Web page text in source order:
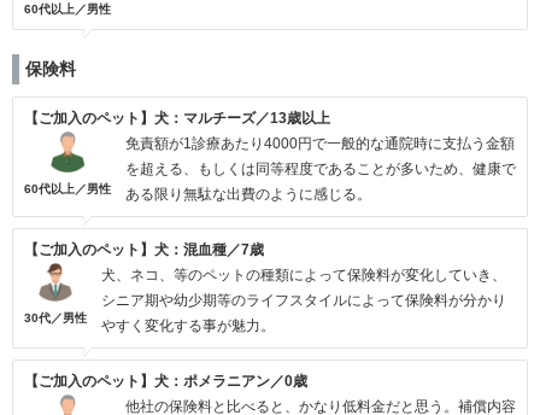
60代以上／男性
保険料
【ご加入のペット】犬：マルチーズ／13歳以上
60代以上／男性
免責額が1診療あたり4000円で一般的な通院時に支払う金額
を超える、もしくは同等程度であることが多いため、健康で
ある限り無駄な出費のように感じる。
【ご加入のペット】犬：混血種／7歳
30代／男性
犬、ネコ、等のペットの種類によって保険料が変化していき、
シニア期や幼少期等のライフスタイルによって保険料が分かり
やすく変化する事が魅力。
【ご加入のペット】犬：ポメラニアン／0歳
他社の保険料と比べると、かなり低料金だと思う。補償内容